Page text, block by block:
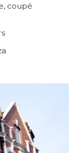
coupé